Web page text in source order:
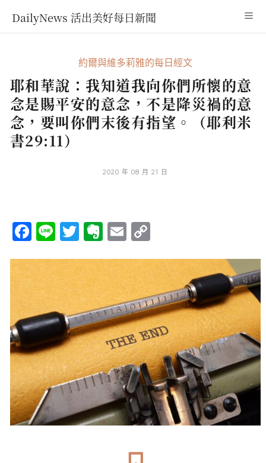
DailyNews 活出美好每日新聞
約爾與維多莉雅的每日經文
耶和華說：我知道我向你們所懷的意
念是賜平安的意念，不是降災禍的意
念，要叫你們末後有指望。（耶利米
書29:11）
2020 年 08 月 21 日
Facebook
LineTwitterEvernote
Email